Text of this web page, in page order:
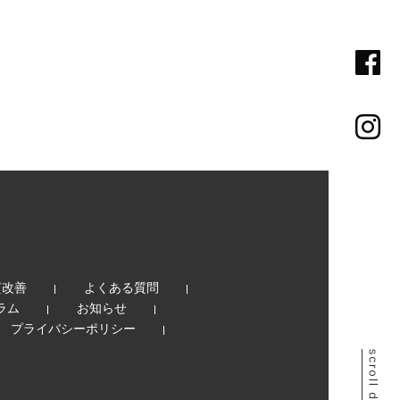
善
よくある質問
ム
お知らせ
プライバシーポリシー